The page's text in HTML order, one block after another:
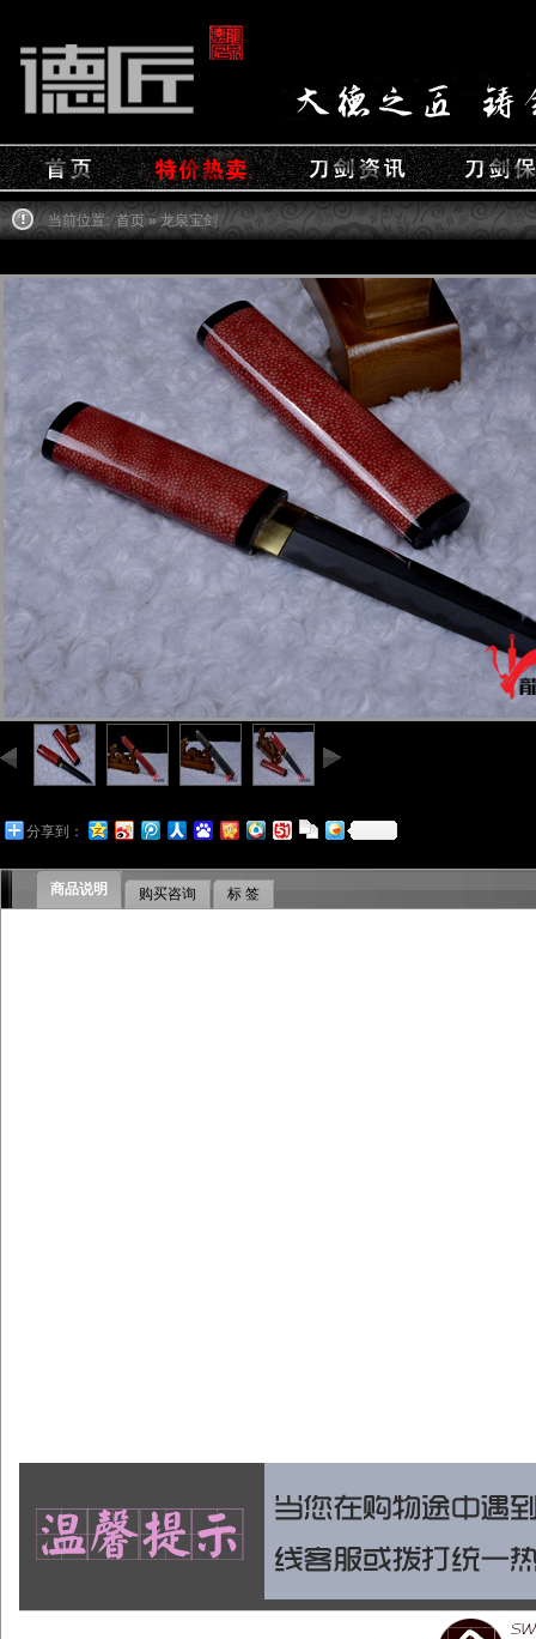
当前位置: 首页» 龙泉宝剑
分享到：
商品说明 购买咨询 标 签